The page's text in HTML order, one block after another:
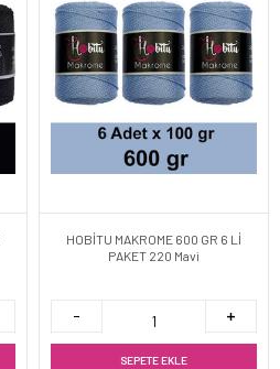
HOBİTU MAKROME 600 GR 6 Lİ
PAKET 220 Mavi
SEPETE EKLE